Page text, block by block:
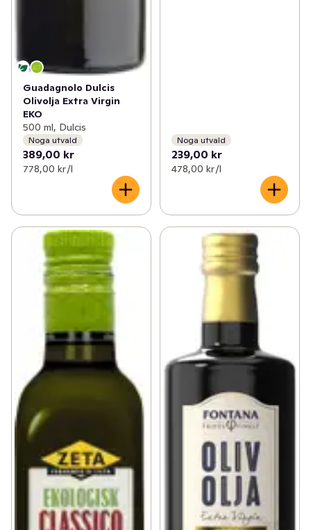
Guadagnolo Dulcis
Olivolja Extra Virgin
EKO
500 ml, Dulcis
Noga utvald
389,00 kr
778,00 kr /l
Noga utvald
239,00 kr
478,00 kr /l